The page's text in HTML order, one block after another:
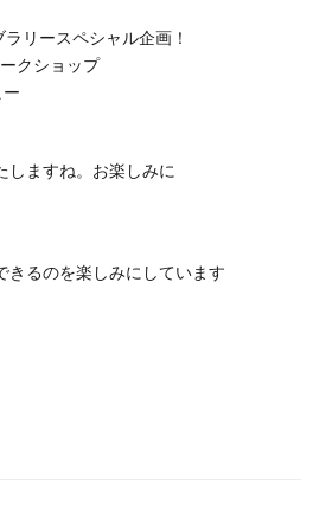
リースペシャル企画！
クショップ
ー
しますね。お楽しみに
きるのを楽しみにしています